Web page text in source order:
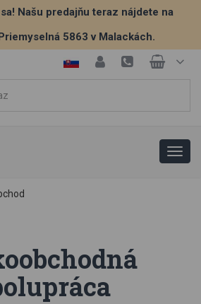
Našu predajňu teraz nájdete na
5863 v Malackách.